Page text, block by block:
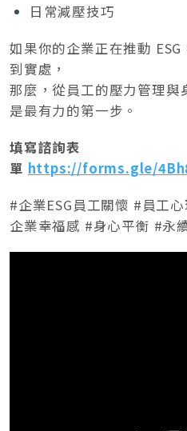
日常減壓技巧
如果你的企業正在推動
到實處，
那麼，從員工的壓力管理與
是最有力的第一步。
填寫諮詢表
單 https://forms.gle/
#企業ESG員工關懷 #員工
企業幸福感 #身心平衡 #永